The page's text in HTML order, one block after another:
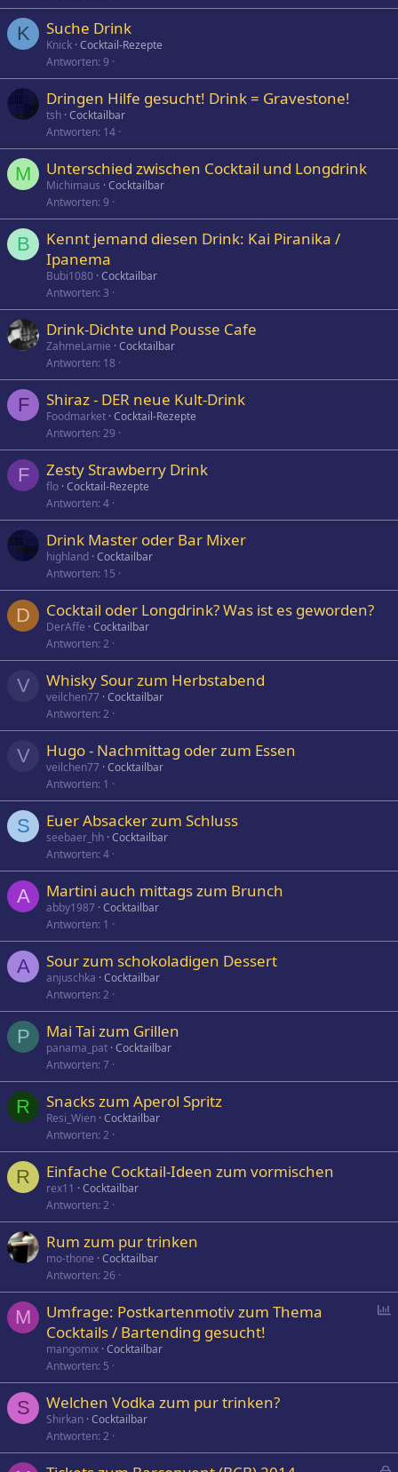
K Suche Drink
Knick Cocktail-Rezepte
Antworten 9
Dringen Hilfe gesucht! Drink = Gravestone!
tsh Cocktailbar
Antworten 14
M Unterschied zwischen Cocktail und Longdrink
Michimaus Cocktailbar
Antworten 9
B
Kennt jemand diesen Drink: Kai Piranika /
Ipanema
Bubi1080 Cocktailbar
Antworten 3
Drink-Dichte und Pousse Cafe
ZahmeLamie Cocktailbar
Antworten 18
F Shiraz - DER neue Kult-Drink
Foodmarket Cocktail-Rezepte
Antworten 29
F Zesty Strawberry Drink
flo Cocktail-Rezepte
Antworten 4
Drink Master oder Bar Mixer
highland Cocktailbar
Antworten 15
D Cocktail oder Longdrink? Was ist es geworden?
DerAffe Cocktailbar
Antworten 2
V Whisky Sour zum Herbstabend
veilchen77 Cocktailbar
Antworten 2
V Hugo - Nachmittag oder zum Essen
veilchen77 Cocktailbar
Antworten 1
S Euer Absacker zum Schluss
seebaer_hh Cocktailbar
Antworten 4
A Martini auch mittags zum Brunch
abby1987 Cocktailbar
Antworten 1
A Sour zum schokoladigen Dessert
anjuschka Cocktailbar
Antworten 2
P Mai Tai zum Grillen
panama_pat Cocktailbar
Antworten 7
R Snacks zum Aperol Spritz
Resi_Wien Cocktailbar
Antworten 2
R Einfache Cocktail-Ideen zum vormischen
rex11
Cocktailbar
Antworten 2
Rum zum pur trinken
mo-thone Cocktailbar
Antworten 26
M
Umfrage: Postkartenmotiv zum Thema
Cocktails / Bartending gesucht!
mangomix Cocktailbar
Antworten 5
S Welchen Vodka zum pur trinken?
Shirkan Cocktailbar
Antworten 2